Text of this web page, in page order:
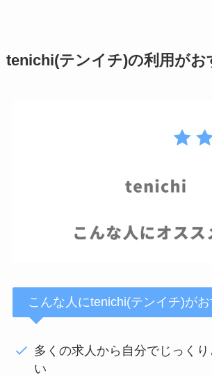
tenichi(テンイチ)の利用がお
こんな人にtenichi(テンイチ)がお
多くの求人から自分でじっく
い